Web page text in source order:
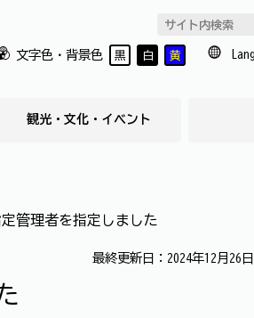
文字色・背景色 黒 白 黄
観光・文化・イベント
管理者を指定しました
最終更新日：2024年12月26日